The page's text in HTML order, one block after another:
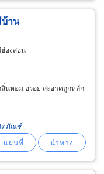
าน
องสอน
หอม อร่อย สะอาดถูกหลัก
ตภัณฑ์